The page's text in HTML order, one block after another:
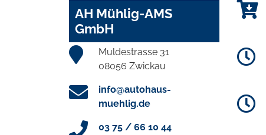
AH Mühlig-AMS
GmbH
Muldestrasse 31
08056 Zwickau
info@autohaus-
muehlig.de
03 75 / 66 10 44